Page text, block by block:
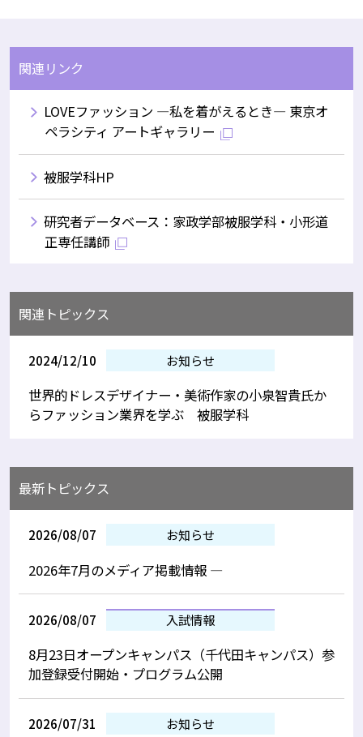
関連リンク
LOVEファッション ―私を着がえるとき― 東京オ
ペラシティ アートギャラリー
被服学科HP
研究者データベース：家政学部被服学科・小形道
正専任講師
関連トピックス
2024/12/10 お知らせ
世界的ドレスデザイナー・美術作家の小泉智貴氏か
らファッション業界を学ぶ 被服学科
最新トピックス
2026/08/07 お知らせ
2026年7月のメディア掲載情報 —
2026/08/07 入試情報
8月23日オープンキャンパス（千代田キャンパス）参
加登録受付開始・プログラム公開
2026/07/31 お知らせ